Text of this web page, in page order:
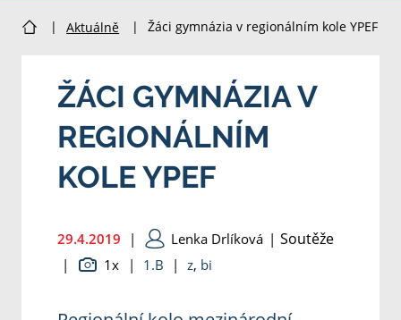
| Aktuálně | Žáci gymnázia v regionálním kole YPEF
ŽÁCI GYMNÁZIA V
REGIONÁLNÍM
KOLE YPEF
29.4.2019 | Lenka Drlíková | Soutěže
| 1x | 1.B | z, bi